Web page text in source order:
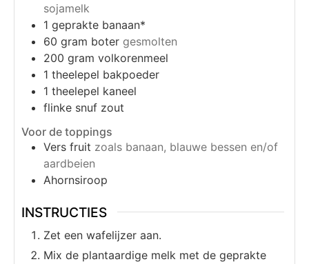
sojamelk
1 geprakte banaan*
60 gram boter gesmolten
200 gram volkorenmeel
1 theelepel bakpoeder
1 theelepel kaneel
flinke snuf zout
Voor de toppings
Vers fruit zoals banaan, blauwe bessen en/of
aardbeien
Ahornsiroop
INSTRUCTIES
Zet een wafelijzer aan.
Mix de plantaardige melk met de geprakte